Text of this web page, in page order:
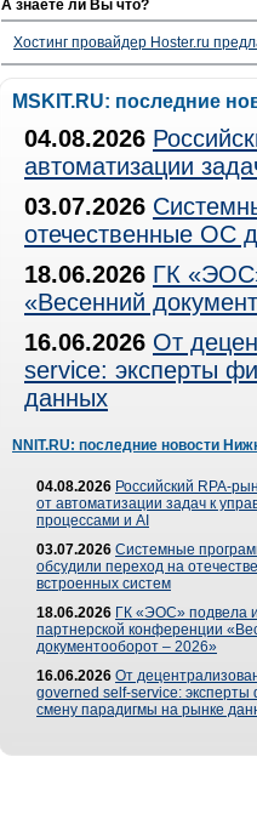
А знаете ли Вы что?
Хостинг провайдер Hoster.ru
MSKIT.RU: последние
04.08.2026
автоматизации
03.07.2026
отечественные ОС
18.06.2026 ГК
«Весенний
16.06.2026 От
service: эксперты
данных
NNIT.RU: последние новости
04.08.2026 Российский RPA-
от автоматизации задач к
процессами и AI
03.07.2026 Системные
обсудили переход на
встроенных систем
18.06.2026 ГК «ЭОС» подвела
партнерской конференции
документооборот – 2026»
16.06.2026 От
governed self-service: эксперты
смену парадигмы на рынке